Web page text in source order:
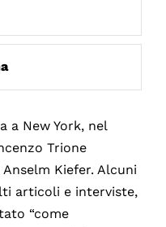
a New York, nel
Trione
Kiefer. Alcuni
articoli e interviste,
“come